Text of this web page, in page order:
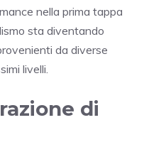
nella prima tappa
sta diventando
da diverse
livelli.
di